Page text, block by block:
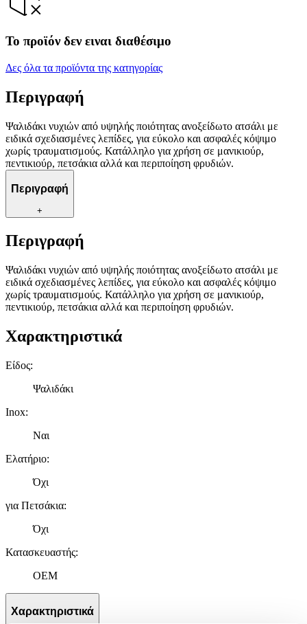
Το προϊόν δεν ειναι διαθέσιμο
Δες όλα τα προϊόντα της κατηγορίας
Περιγραφή
Ψαλιδάκι νυχιών από υψηλής ποιότητας ανοξείδωτο ατσάλι με
ειδικά σχεδιασμένες λεπίδες, για εύκολο και ασφαλές κόψιμο
χωρίς τραυματισμούς. Κατάλληλο για χρήση σε μανικιούρ,
πεντικιούρ, πετσάκια αλλά και περιποίηση φρυδιών.
Περιγραφή
+
Περιγραφή
Ψαλιδάκι νυχιών από υψηλής ποιότητας ανοξείδωτο ατσάλι με
ειδικά σχεδιασμένες λεπίδες, για εύκολο και ασφαλές κόψιμο
χωρίς τραυματισμούς. Κατάλληλο για χρήση σε μανικιούρ,
πεντικιούρ, πετσάκια αλλά και περιποίηση φρυδιών.
Χαρακτηριστικά
Είδος:
Ψαλιδάκι
Inox:
Ναι
Ελατήριο:
Όχι
για Πετσάκια:
Όχι
Κατασκευαστής:
OEM
Χαρακτηριστικά